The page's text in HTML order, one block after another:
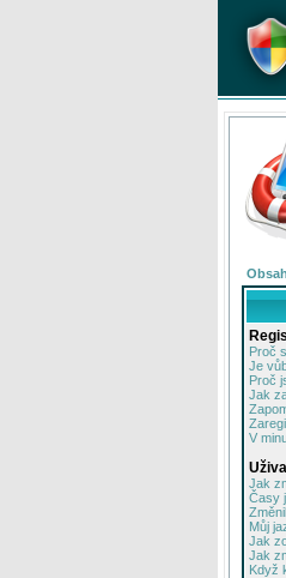
Proč
Je
Proč
Jak
V
Jak
Časy
Můj
Jak
Jak
Když